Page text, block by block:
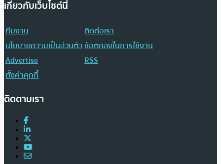
เกี่ยวกับเว็บไซต์นี้
ทีมงาน
ติดต่อเรา
นโยบายความเป็นส่วนตัวข้อตกลงในการใช้งาน
Advertise
RSS
ตั้งค่าคุกกี้
ติดตามเรา